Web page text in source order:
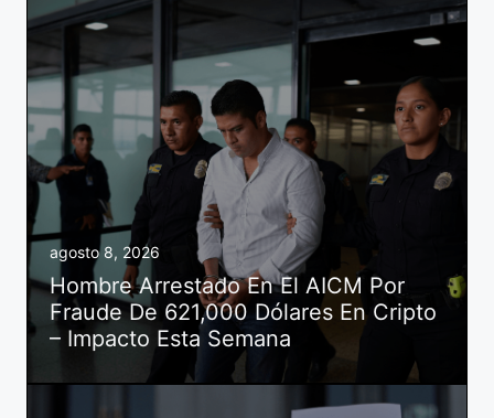
agosto 8, 2026
Hombre Arrestado En El AICM Por
Fraude De 621,000 Dólares En Cripto
– Impacto Esta Semana